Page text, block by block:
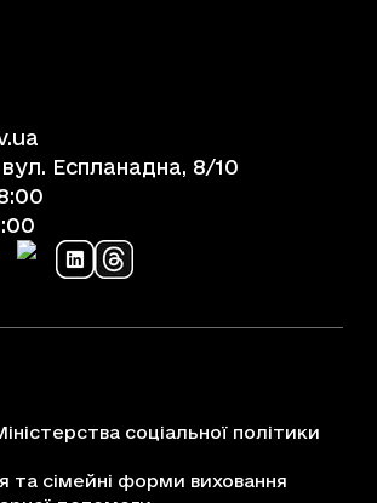
вул. Еспланадна, 8/10
соціальної політики
сімейні форми виховання